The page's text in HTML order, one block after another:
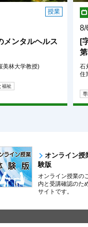
授業
メンタルヘルス
林大学教授)
福祉
8/
[
石
住
オンライン授
験版
オンライン授業の
内と受講確認のた
サイトです。